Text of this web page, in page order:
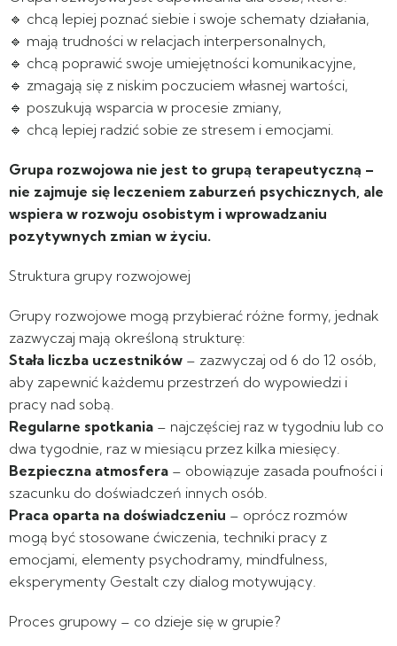
🔹 chcą lepiej poznać siebie i swoje schematy działania,
🔹 mają trudności w relacjach interpersonalnych,
🔹 chcą poprawić swoje umiejętności komunikacyjne,
🔹 zmagają się z niskim poczuciem własnej wartości,
🔹 poszukują wsparcia w procesie zmiany,
🔹 chcą lepiej radzić sobie ze stresem i emocjami.
Grupa rozwojowa nie jest to grupą terapeutyczną –
nie zajmuje się leczeniem zaburzeń psychicznych, ale
wspiera w rozwoju osobistym i wprowadzaniu
pozytywnych zmian w życiu.
Struktura grupy rozwojowej
Grupy rozwojowe mogą przybierać różne formy, jednak
zazwyczaj mają określoną strukturę:
Stała liczba uczestników – zazwyczaj od 6 do 12 osób,
aby zapewnić każdemu przestrzeń do wypowiedzi i
pracy nad sobą.
Regularne spotkania – najczęściej raz w tygodniu lub co
dwa tygodnie, raz w miesiącu przez kilka miesięcy.
Bezpieczna atmosfera – obowiązuje zasada poufności i
szacunku do doświadczeń innych osób.
Praca oparta na doświadczeniu – oprócz rozmów
mogą być stosowane ćwiczenia, techniki pracy z
emocjami, elementy psychodramy, mindfulness,
eksperymenty Gestalt czy dialog motywujący.
Proces grupowy – co dzieje się w grupie?